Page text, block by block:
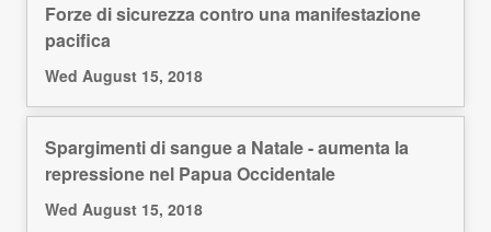
Forze di sicurezza contro una manifestazione
pacifica
Wed August 15, 2018
Spargimenti di sangue a Natale - aumenta la
repressione nel Papua Occidentale
Wed August 15, 2018